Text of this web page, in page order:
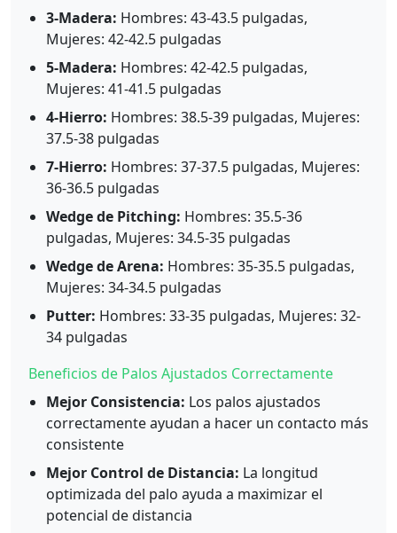
3-Madera: Hombres: 43-43.5 pulgadas,
Mujeres: 42-42.5 pulgadas
5-Madera: Hombres: 42-42.5 pulgadas,
Mujeres: 41-41.5 pulgadas
4-Hierro: Hombres: 38.5-39 pulgadas, Mujeres:
37.5-38 pulgadas
7-Hierro: Hombres: 37-37.5 pulgadas, Mujeres:
36-36.5 pulgadas
Wedge de Pitching: Hombres: 35.5-36
pulgadas, Mujeres: 34.5-35 pulgadas
Wedge de Arena: Hombres: 35-35.5 pulgadas,
Mujeres: 34-34.5 pulgadas
Putter: Hombres: 33-35 pulgadas, Mujeres: 32-
34 pulgadas
Beneficios de Palos Ajustados Correctamente
Mejor Consistencia: Los palos ajustados
correctamente ayudan a hacer un contacto más
consistente
Mejor Control de Distancia: La longitud
optimizada del palo ayuda a maximizar el
potencial de distancia